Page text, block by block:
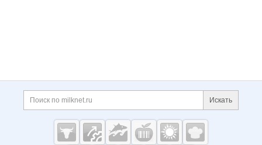
Дополнительная информация
Поиск по сайту и
Искать
Cсылки на полезные проекты